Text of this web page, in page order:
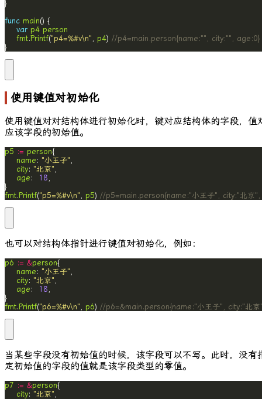
func main
var p4 person
fmt.Printf("p4=%#v\n" , p4) //p4=main.person{name:"", city:"", age:0}
}
使用键值对初始化
使用键值对对结构体进行初始化时，键对应结构体的字段，值
应该字段的初始值。
p5 := person
name : "小王子"
city: "北京"
age : 18
fmt.Printf("p5=%#v\n" p5) //p5=main.person{name:"小王子", city:"北京
也可以对结构体指针进行键值对初始化，例如：
p6 := &person
name : "小王子"
city: "北京"
age : 18
fmt.Printf("p6=%#v\n" p6) //p6=&main.person{name:"小王子", city:"北
当某些字段没有初始值的时候，该字段可以不写。此时，没有
定初始值的字段的值就是该字段类型的零值。
p7 := &person
city: "北京"